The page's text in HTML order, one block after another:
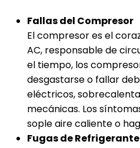
Fallas del Compresor
El compresor es el
AC, responsable de
el tiempo, los
desgastarse o fallar
eléctricos,
mecánicas. Los
sople aire caliente o
Fugas de Refrigerante